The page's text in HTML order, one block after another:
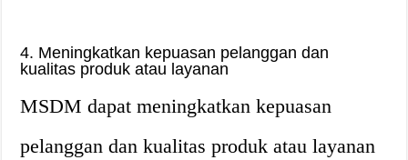
4. Meningkatkan kepuasan pelanggan dan
kualitas produk atau layanan
MSDM dapat meningkatkan kepuasan
pelanggan dan kualitas produk atau layanan